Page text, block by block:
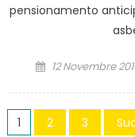
pensionamento
Posted
12 Novembre
1 2 3